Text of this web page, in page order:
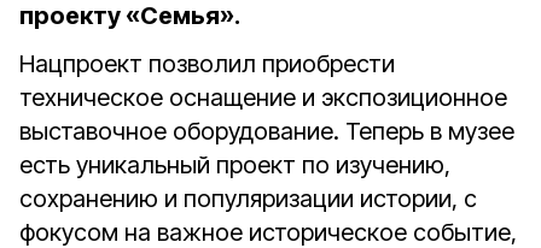
проекту «Семья».
Нацпроект позволил приобрести
техническое оснащение и экспозиционное
выставочное оборудование. Теперь в музее
есть уникальный проект по изучению,
сохранению и популяризации истории, с
фокусом на важное историческое событие,